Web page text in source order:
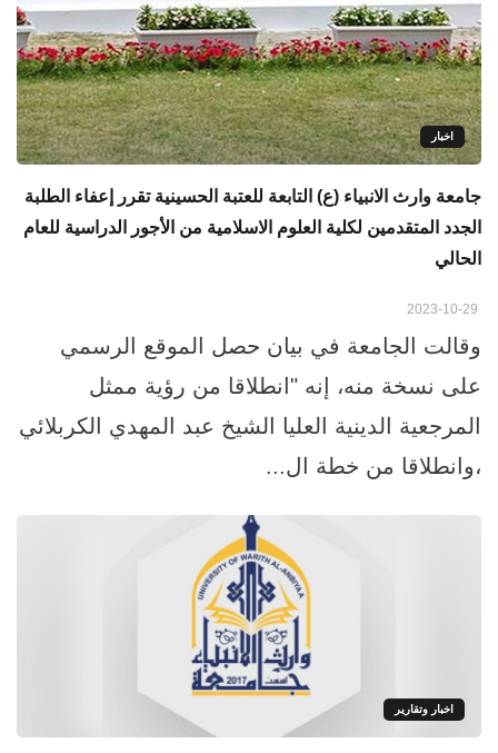
اخبار
جامعة وارث الانبياء (ع) التابعة للعتبة الحسينية تقرر إعفاء الطلبة
الجدد المتقدمين لكلية العلوم الاسلامية من الأجور الدراسية للعام
الحالي
وقالت الجامعة في بيان حصل الموقع الرسمي
على نسخة منه، إنه "انطلاقا من رؤية ممثل
المرجعية الدينية العليا الشيخ عبد المهدي الكربلائي
،وانطلاقا من خطة ال...
اخبار وتقارير